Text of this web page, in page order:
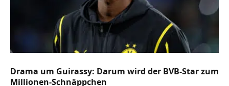
Drama um Guirassy: Darum wird der BVB-Star zum
Millionen-Schnäppchen